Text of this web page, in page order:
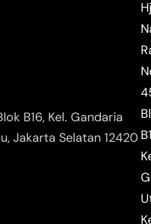
B16, Kel. Gandaria
Jakarta Selatan 12420